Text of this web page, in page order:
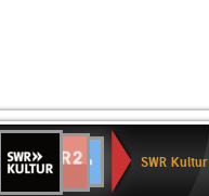
Deutschlandfunk
80er
SWR3
WDR
BR-
Deutschlandfunk
Kultur2
SWR Kultur